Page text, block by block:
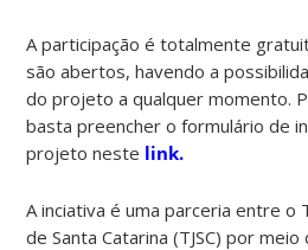
A participação é totalmente
são abertos, havendo a
do projeto a qualquer momento.
basta preencher o formulário de
projeto neste link.
A inciativa é uma parceria entre o
de Santa Catarina (TJSC) por meio